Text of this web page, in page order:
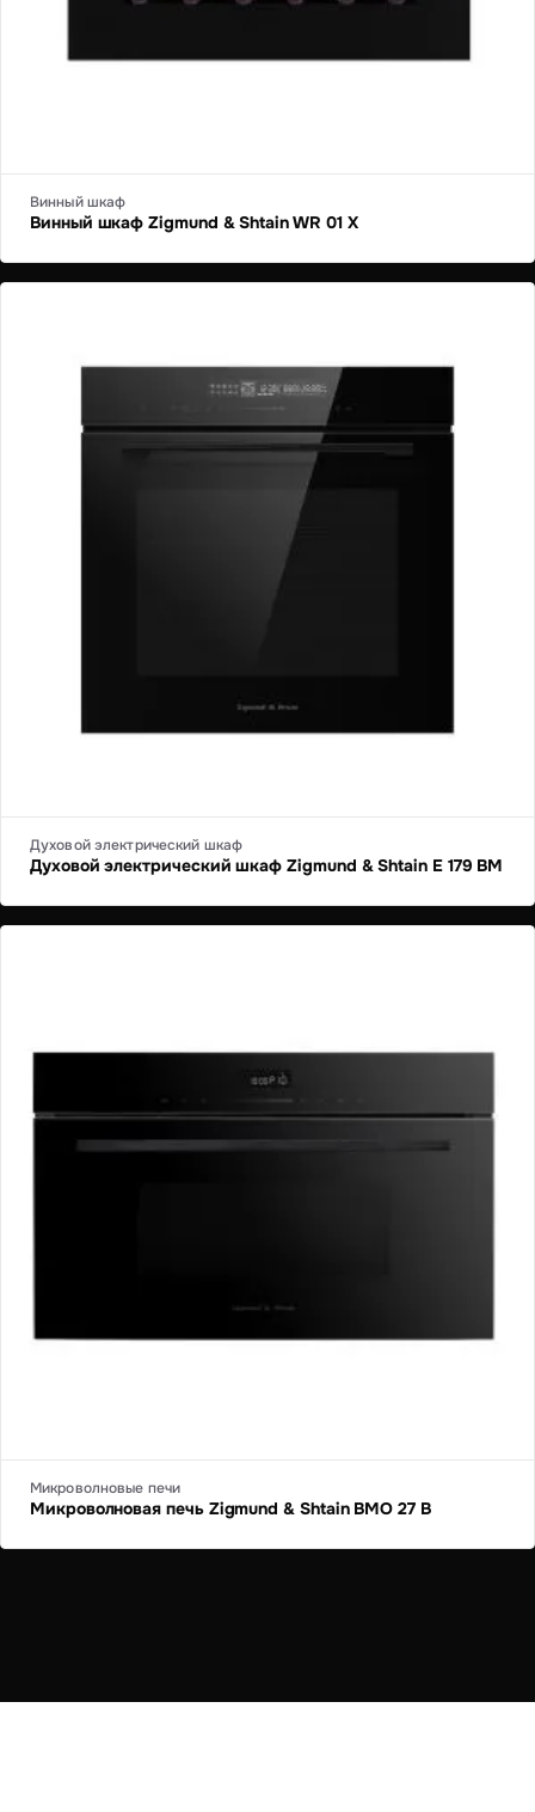
Винный шкаф
Винный шкаф Zigmund & Shtain WR 01 X
Духовой электрический шкаф
Духовой электрический шкаф Zigmund & Shtain E 179 BM
Микроволновые печи
Микроволновая печь Zigmund & Shtain BMO 27 B